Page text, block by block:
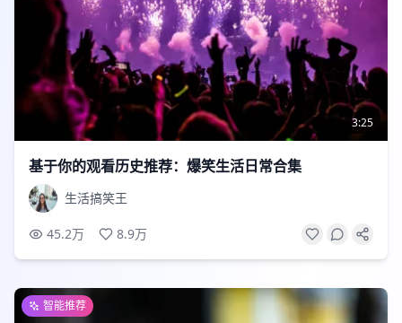
3:25
基于你的观看历史推荐：爆笑生活日常合集
生活搞笑王
45.2万 8.9万
智能推荐